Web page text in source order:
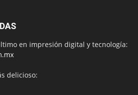
en impresión digital y tecnología:
delicioso: